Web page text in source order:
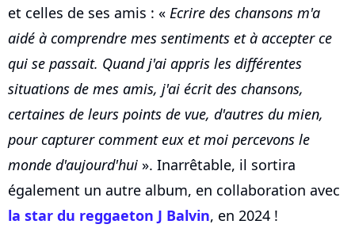
et celles de ses amis : « Ecrire des chansons m'a
aidé à comprendre mes sentiments et à accepter ce
qui se passait. Quand j'ai appris les différentes
situations de mes amis, j'ai écrit des chansons,
certaines de leurs points de vue, d'autres du mien,
pour capturer comment eux et moi percevons le
monde d'aujourd'hui ». Inarrêtable, il sortira
également un autre album, en collaboration avec
la star du reggaeton J Balvin, en 2024 !